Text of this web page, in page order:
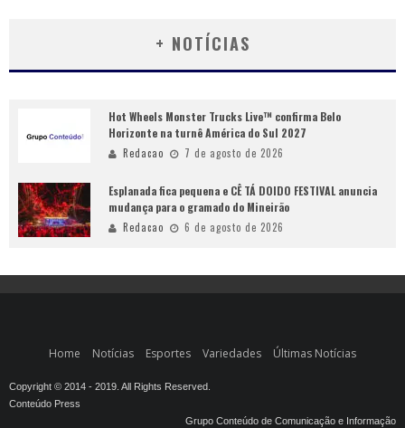
+ NOTÍCIAS
Hot Wheels Monster Trucks Live™ confirma Belo
Horizonte na turnê América do Sul 2027
Redacao 7 de agosto de 2026
Esplanada fica pequena e CÊ TÁ DOIDO FESTIVAL anuncia
mudança para o gramado do Mineirão
Redacao 6 de agosto de 2026
Home Notícias Esportes Variedades Últimas Notícias
Copyright © 2014 - 2019. All Rights Reserved.
Conteúdo Press
Grupo Conteúdo de Comunicação e Informação